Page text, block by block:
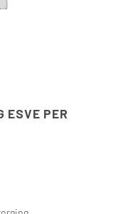
ESVE PER